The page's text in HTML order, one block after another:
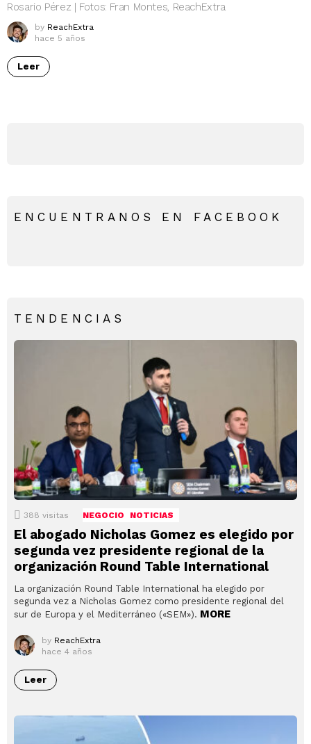
Rosario Pérez | Fotos: Fran Montes, ReachExtra
by ReachExtra
hace 5 años
Leer
ENCUENTRANOS EN FACEBOOK
TENDENCIAS
388 visitas NEGOCIO NOTICIAS
El abogado Nicholas Gomez es elegido por
segunda vez presidente regional de la
organización Round Table International
La organización Round Table International ha elegido por
segunda vez a Nicholas Gomez como presidente regional del
sur de Europa y el Mediterráneo («SEM»). MORE
by ReachExtra
hace 4 años
Leer